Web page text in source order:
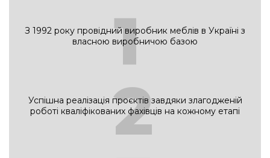
1
З 1992 року провідний виробник меблів в Україні з
власною виробничою базою
2
Успішна реалізація проєктів завдяки злагодженій
роботі кваліфікованих фахівців на кожному етапі